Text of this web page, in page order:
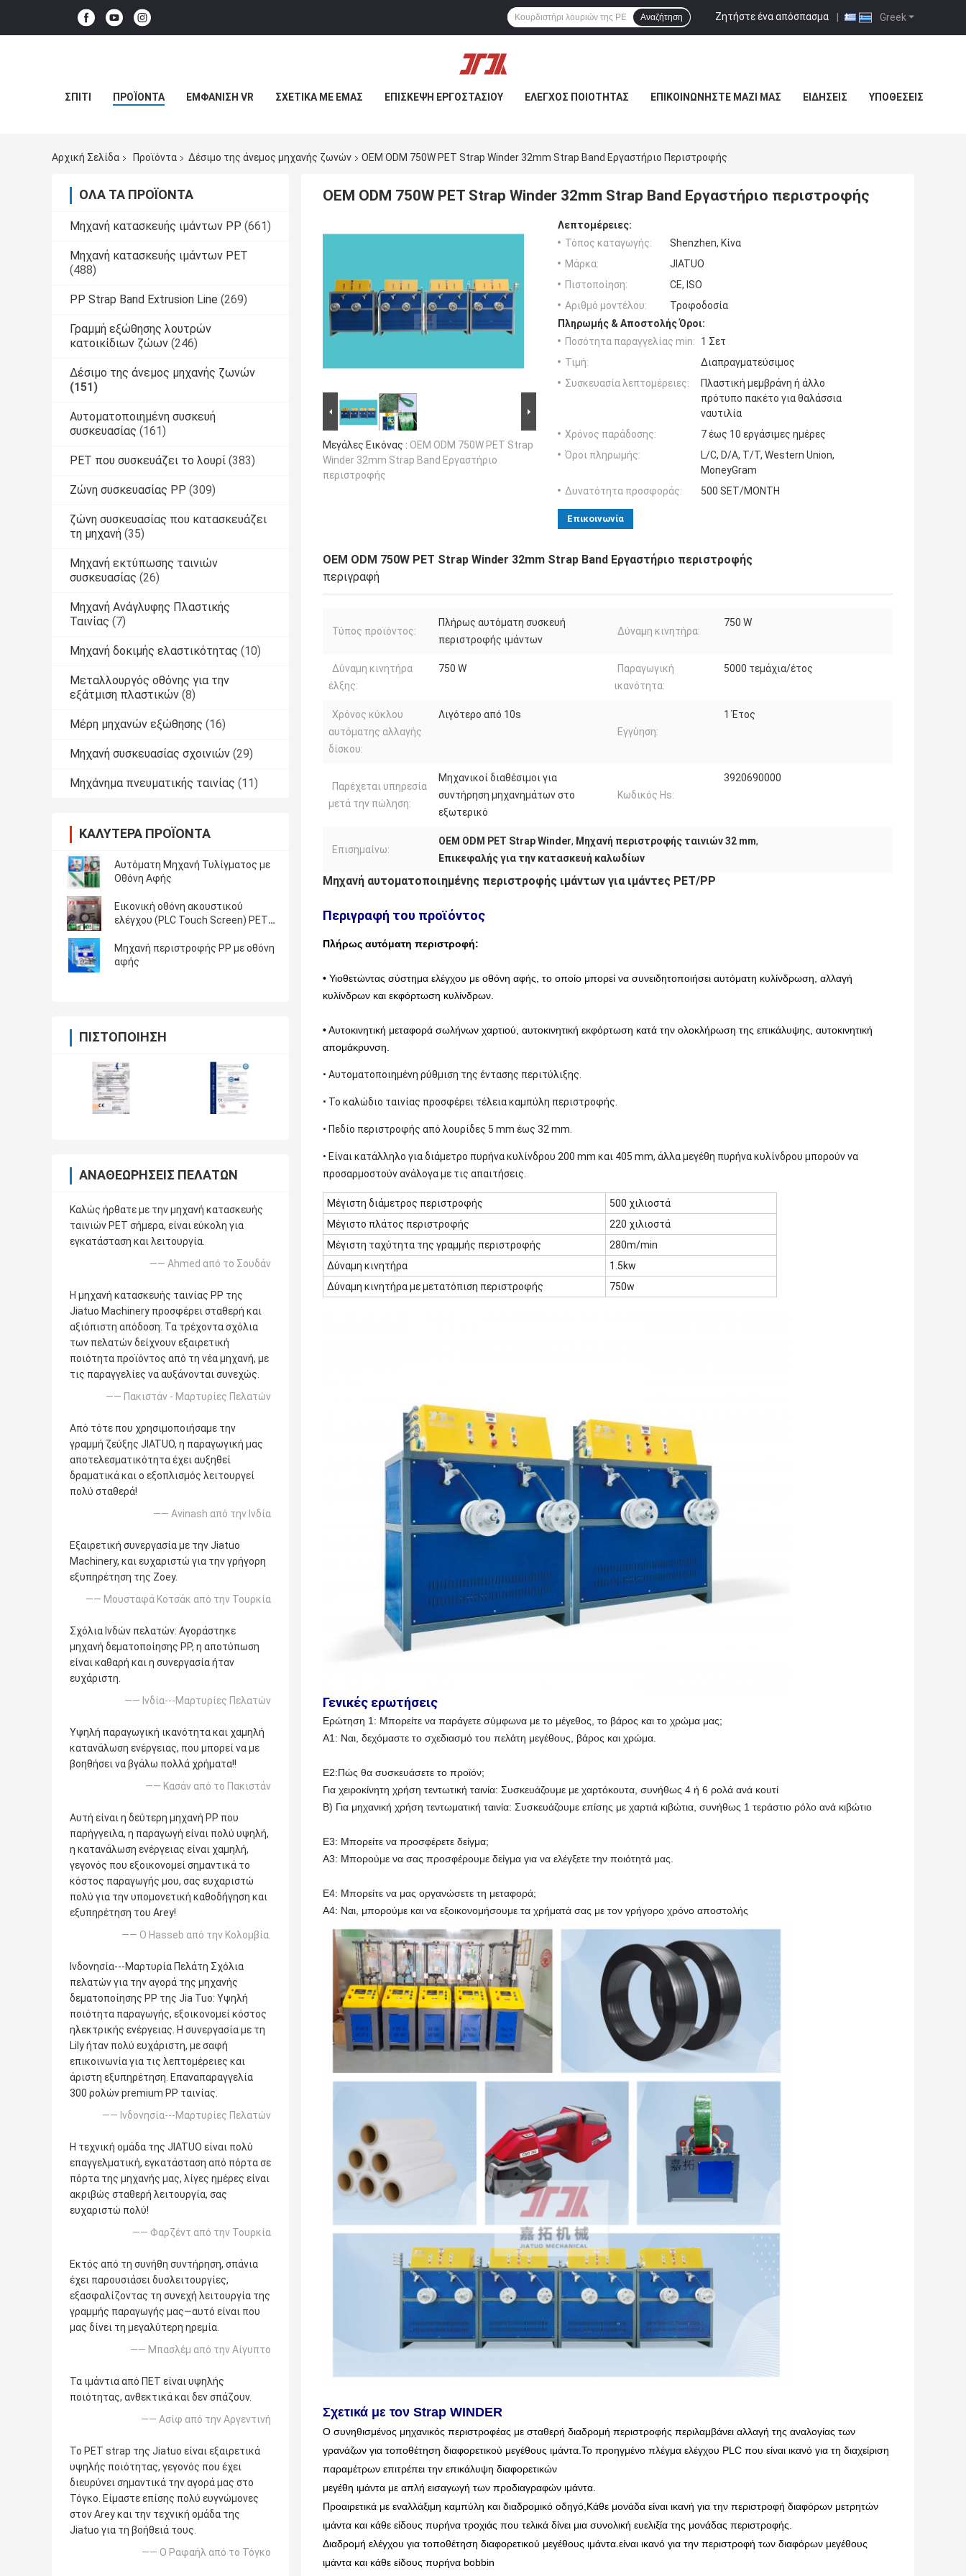
Greek
Ζητήστε ένα απόσπασμα |
Αναζήτηση
ΣΠΊΤΙ ΠΡΟΪΌΝΤΑ ΕΜΦΆΝΙΣΗ VR ΣΧΕΤΙΚΆ ΜΕ ΕΜΆΣ ΕΠΙΣΚΕΨΉ ΕΡΓΟΣΤΑΣΊΟΥ ΈΛΕΓΧΟΣ ΠΟΙΌΤΗΤΑΣ ΕΠΙΚΟΙΝΩΝΉΣΤΕ ΜΑΖΊ ΜΑΣ ΕΙΔΉΣΕΙΣ ΥΠΟΘΈΣΕΙΣ
Αρχική Σελίδα Προϊόντα Δέσιμο της άνεμος μηχανής ζωνών OEM ODM 750W PET Strap Winder 32mm Strap Band Εργαστήριο Περιστροφής
ΌΛΑ ΤΑ ΠΡΟΪΌΝΤΑ
Μηχανή κατασκευής ιμάντων PP (661)
Μηχανή κατασκευής ιμάντων PET
(488)
PP Strap Band Extrusion Line (269)
Γραμμή εξώθησης λουτρών
κατοικίδιων ζώων (246)
Δέσιμο της άνεμος μηχανής ζωνών
(151)
Αυτοματοποιημένη συσκευή
συσκευασίας (161)
PET που συσκευάζει το λουρί (383)
Ζώνη συσκευασίας PP (309)
ζώνη συσκευασίας που κατασκευάζει
τη μηχανή (35)
Μηχανή εκτύπωσης ταινιών
συσκευασίας (26)
Μηχανή Ανάγλυφης Πλαστικής
Ταινίας (7)
Μηχανή δοκιμής ελαστικότητας (10)
Μεταλλουργός οθόνης για την
εξάτμιση πλαστικών (8)
Μέρη μηχανών εξώθησης (16)
Μηχανή συσκευασίας σχοινιών (29)
Μηχάνημα πνευματικής ταινίας (11)
ΚΑΛΎΤΕΡΑ ΠΡΟΪΌΝΤΑ
Αυτόματη Μηχανή Τυλίγματος με
Οθόνη Αφής
Εικονική οθόνη ακουστικού
ελέγχου (PLC Touch Screen) PET
Winding Weight
Μηχανή περιστροφής PP με οθόνη
αφής
ΠΙΣΤΟΠΟΊΗΣΗ
ΑΝΑΘΕΩΡΉΣΕΙΣ ΠΕΛΑΤΏΝ
Καλώς ήρθατε με την μηχανή κατασκευής
ταινιών PET σήμερα, είναι εύκολη για
εγκατάσταση και λειτουργία.
—— Ahmed από το Σουδάν
Η μηχανή κατασκευής ταινίας PP της
Jiatuo Machinery προσφέρει σταθερή και
αξιόπιστη απόδοση. Τα τρέχοντα σχόλια
των πελατών δείχνουν εξαιρετική
ποιότητα προϊόντος από τη νέα μηχανή, με
τις παραγγελίες να αυξάνονται συνεχώς.
—— Πακιστάν - Μαρτυρίες Πελατών
Από τότε που χρησιμοποιήσαμε την
γραμμή ζεύξης JIATUO, η παραγωγική μας
αποτελεσματικότητα έχει αυξηθεί
δραματικά και ο εξοπλισμός λειτουργεί
πολύ σταθερά!
—— Avinash από την Ινδία
Εξαιρετική συνεργασία με την Jiatuo
Machinery, και ευχαριστώ για την γρήγορη
εξυπηρέτηση της Zoey.
—— Μουσταφά Κοτσάκ από την Τουρκία
Σχόλια Ινδών πελατών: Αγοράστηκε
μηχανή δεματοποίησης PP, η αποτύπωση
είναι καθαρή και η συνεργασία ήταν
ευχάριστη.
—— Ινδία---Μαρτυρίες Πελατών
Υψηλή παραγωγική ικανότητα και χαμηλή
κατανάλωση ενέργειας, που μπορεί να με
βοηθήσει να βγάλω πολλά χρήματα!!
—— Κασάν από το Πακιστάν
Αυτή είναι η δεύτερη μηχανή PP που
παρήγγειλα, η παραγωγή είναι πολύ υψηλή,
η κατανάλωση ενέργειας είναι χαμηλή,
γεγονός που εξοικονομεί σημαντικά το
κόστος παραγωγής μου, σας ευχαριστώ
πολύ για την υπομονετική καθοδήγηση και
εξυπηρέτηση του Arey!
—— Ο Hasseb από την Κολομβία.
Ινδονησία---Μαρτυρία Πελάτη Σχόλια
πελατών για την αγορά της μηχανής
δεματοποίησης PP της Jia Tuo: Υψηλή
ποιότητα παραγωγής, εξοικονομεί κόστος
ηλεκτρικής ενέργειας. Η συνεργασία με τη
Lily ήταν πολύ ευχάριστη, με σαφή
επικοινωνία για τις λεπτομέρειες και
άριστη εξυπηρέτηση. Επαναπαραγγελία
300 ρολών premium PP ταινίας.
—— Ινδονησία---Μαρτυρίες Πελατών
Η τεχνική ομάδα της JIATUO είναι πολύ
επαγγελματική, εγκατάσταση από πόρτα σε
πόρτα της μηχανής μας, λίγες ημέρες είναι
ακριβώς σταθερή λειτουργία, σας
ευχαριστώ πολύ!
—— Φαρζέντ από την Τουρκία
Εκτός από τη συνήθη συντήρηση, σπάνια
έχει παρουσιάσει δυσλειτουργίες,
εξασφαλίζοντας τη συνεχή λειτουργία της
γραμμής παραγωγής μας—αυτό είναι που
μας δίνει τη μεγαλύτερη ηρεμία.
—— Μπασλέμ από την Αίγυπτο
Τα ιμάντια από ΠΕΤ είναι υψηλής
ποιότητας, ανθεκτικά και δεν σπάζουν.
—— Ασίφ από την Αργεντινή
Το PET strap της Jiatuo είναι εξαιρετικά
υψηλής ποιότητας, γεγονός που έχει
διευρύνει σημαντικά την αγορά μας στο
Τόγκο. Είμαστε επίσης πολύ ευγνώμονες
στον Arey και την τεχνική ομάδα της
Jiatuo για τη βοήθειά τους.
—— Ο Ραφαήλ από το Τόγκο
OEM ODM 750W PET Strap Winder 32mm Strap Band Εργαστήριο περιστροφής
Μεγάλες Εικόνας : OEM ODM 750W PET Strap
Winder 32mm Strap Band Εργαστήριο
περιστροφής
Λεπτομέρειες:
Τόπος καταγωγής:
Shenzhen, Κίνα
Μάρκα:
JIATUO
Πιστοποίηση:
CE, ISO
Αριθμό μοντέλου:
Τροφοδοσία
Πληρωμής & Αποστολής Όροι:
Ποσότητα παραγγελίας min:
1 Σετ
Τιμή:
Διαπραγματεύσιμος
Συσκευασία λεπτομέρειες:
Πλαστική μεμβράνη ή άλλο
πρότυπο πακέτο για θαλάσσια
ναυτιλία
Χρόνος παράδοσης:
7 έως 10 εργάσιμες ημέρες
Όροι πληρωμής:
L/C, D/A, T/T, Western Union,
MoneyGram
Δυνατότητα προσφοράς:
500 SET/MONTH
Επικοινωνία
OEM ODM 750W PET Strap Winder 32mm Strap Band Εργαστήριο περιστροφής
περιγραφή
Τύπος προϊόντος:
Πλήρως αυτόματη συσκευή
περιστροφής ιμάντων
Δύναμη κινητήρα:
750 W
Δύναμη κινητήρα
έλξης:
750 W
Παραγωγική
ικανότητα:
5000 τεμάχια/έτος
Χρόνος κύκλου
αυτόματης αλλαγής
δίσκου:
Λιγότερο από 10s
Εγγύηση:
1 Έτος
Παρέχεται υπηρεσία
μετά την πώληση:
Μηχανικοί διαθέσιμοι για
συντήρηση μηχανημάτων στο
εξωτερικό
Κωδικός Hs:
3920690000
Επισημαίνω:
OEM ODM PET Strap Winder, Μηχανή περιστροφής ταινιών 32 mm,
Επικεφαλής για την κατασκευή καλωδίων
Μηχανή αυτοματοποιημένης περιστροφής ιμάντων για ιμάντες PET/PP
Περιγραφή του προϊόντος
Πλήρως αυτόματη περιστροφή:
• Υιοθετώντας σύστημα ελέγχου με οθόνη αφής, το οποίο μπορεί να συνειδητοποιήσει αυτόματη κυλίνδρωση, αλλαγή
κυλίνδρων και εκφόρτωση κυλίνδρων.
• Αυτοκινητική μεταφορά σωλήνων χαρτιού, αυτοκινητική εκφόρτωση κατά την ολοκλήρωση της επικάλυψης, αυτοκινητική
απομάκρυνση.
• Αυτοματοποιημένη ρύθμιση της έντασης περιτύλιξης.
• Το καλώδιο ταινίας προσφέρει τέλεια καμπύλη περιστροφής.
• Πεδίο περιστροφής από λουρίδες 5 mm έως 32 mm.
• Είναι κατάλληλο για διάμετρο πυρήνα κυλίνδρου 200 mm και 405 mm, άλλα μεγέθη πυρήνα κυλίνδρου μπορούν να
προσαρμοστούν ανάλογα με τις απαιτήσεις.
Μέγιστη διάμετρος περιστροφής
500 χιλιοστά
Μέγιστο πλάτος περιστροφής
220 χιλιοστά
Μέγιστη ταχύτητα της γραμμής περιστροφής
280m/min
Δύναμη κινητήρα
1.5kw
Δύναμη κινητήρα με μετατόπιση περιστροφής
750w
Γενικές ερωτήσεις
Ερώτηση 1: Μπορείτε να παράγετε σύμφωνα με το μέγεθος, το βάρος και το χρώμα μας;
Α1: Ναι, δεχόμαστε το σχεδιασμό του πελάτη μεγέθους, βάρος και χρώμα.
Ε2:Πώς θα συσκευάσετε το προϊόν;
Για χειροκίνητη χρήση τεντωτική ταινία: Συσκευάζουμε με χαρτόκουτα, συνήθως 4 ή 6 ρολά ανά κουτί
Β) Για μηχανική χρήση τεντωματική ταινία: Συσκευάζουμε επίσης με χαρτιά κιβώτια, συνήθως 1 τεράστιο ρόλο ανά κιβώτιο
Ε3: Μπορείτε να προσφέρετε δείγμα;
Α3: Μπορούμε να σας προσφέρουμε δείγμα για να ελέγξετε την ποιότητά μας.
Ε4: Μπορείτε να μας οργανώσετε τη μεταφορά;
Α4: Ναι, μπορούμε και να εξοικονομήσουμε τα χρήματά σας με τον γρήγορο χρόνο αποστολής
Σχετικά με τον Strap WINDER
Ο συνηθισμένος μηχανικός περιστροφέας με σταθερή διαδρομή περιστροφής περιλαμβάνει αλλαγή της αναλογίας των
γρανάζων για τοποθέτηση διαφορετικού μεγέθους ιμάντα.Το προηγμένο πλέγμα ελέγχου PLC που είναι ικανό για τη διαχείριση
παραμέτρων επιτρέπει την επικάλυψη διαφορετικών
μεγέθη ιμάντα με απλή εισαγωγή των προδιαγραφών ιμάντα.
Προαιρετικά με εναλλάξιμη καμπύλη και διαδρομικό οδηγό,Κάθε μονάδα είναι ικανή για την περιστροφή διαφόρων μετρητών
ιμάντα και κάθε είδους πυρήνα τροχιάς που τελικά δίνει μια συνολική ευελιξία της μονάδας περιστροφής.
Διαδρομή ελέγχου για τοποθέτηση διαφορετικού μεγέθους ιμάντα.είναι ικανό για την περιστροφή των διαφόρων μεγέθους
ιμάντα και κάθε είδους πυρήνα bobbin